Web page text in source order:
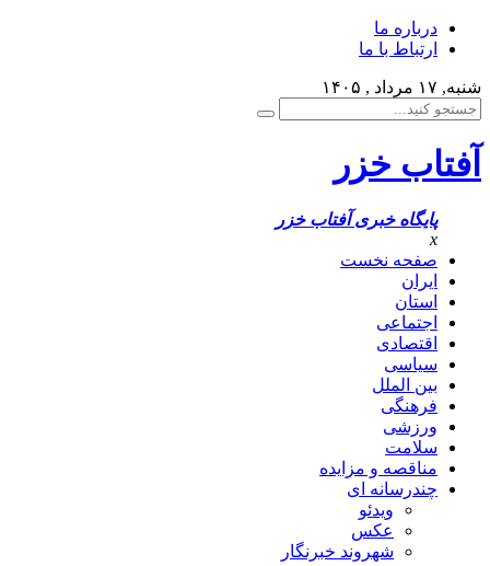
درباره ما
ارتباط با ما
شنبه, ۱۷ مرداد , ۱۴۰۵
آفتاب خزر
پایگاه خبری آفتاب خزر
x
صفحه نخست
ایران
استان
اجتماعی
اقتصادی
سیاسی
بین الملل
فرهنگی
ورزشی
سلامت
مناقصه و مزایده
چندرسانه ای
ویدئو
عکس
شهروند خبرنگار